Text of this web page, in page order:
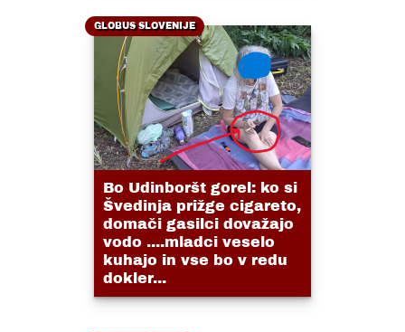
GLOBUS SLOVENIJE
Bo Udinboršt gorel: ko si
Švedinja prižge cigareto,
domači gasilci dovažajo
vodo ....mladci veselo
kuhajo in vse bo v redu
dokler...